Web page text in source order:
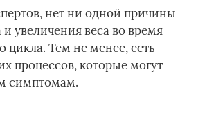
нет ни одной причины
и увеличения веса во время
цикла. Тем не менее, есть
процессов, которые могут
симптомам.